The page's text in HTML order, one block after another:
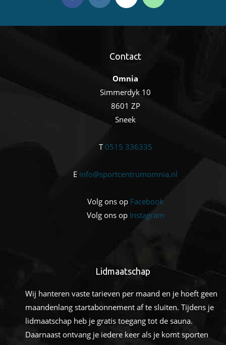
Contact
Omnia
Simmerdyk 10
8601 ZP
Sneek
T0515 336335
E info@sportcentrumomnia.nl
Volg ons op Facebook
Volg ons op Instagram
Lidmaatschap
Wij hanteren vaste tarieven per maand en je hoeft geen
maandenlang startabonnement af te sluiten. Tijdens je
lidmaatschap heb je gratis toegang tot de sauna.
Daarnaast ontvang je iedere keer als je komt sporten